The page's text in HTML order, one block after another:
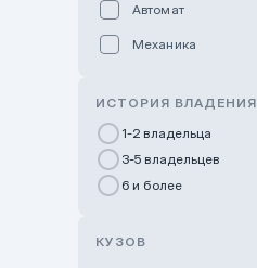
GWM Nurly Zhol
Chery Astana
Автомат
Механика
ИСТОРИЯ ВЛАДЕНИЯ
1-2 владельца
3-5 владельцев
6 и более
КУЗОВ